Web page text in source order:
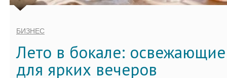
БИЗНЕС
Лето в бокале:
для ярких вечеров